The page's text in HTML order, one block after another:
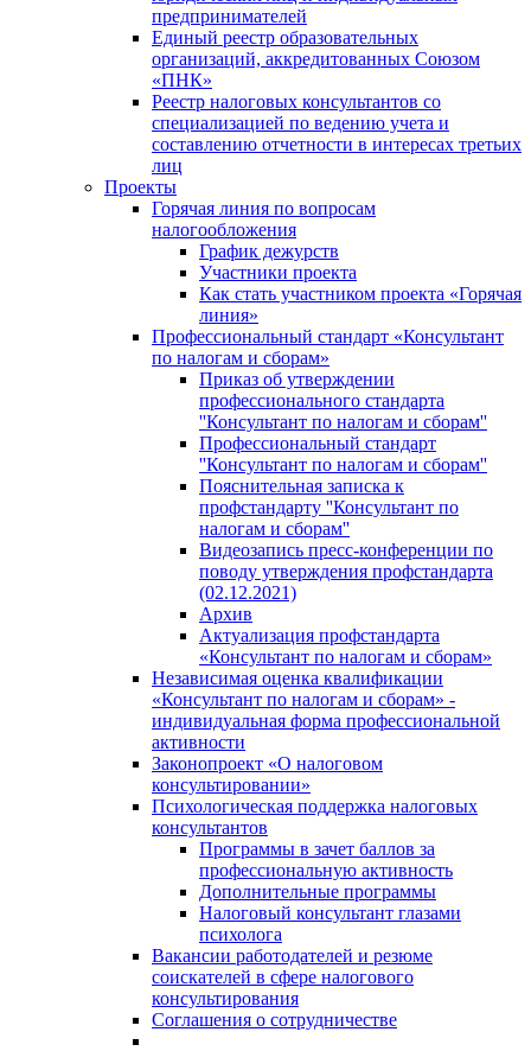
предпринимателей
Единый реестр образовательных
организаций, аккредитованных Союзом
«ПНК»
Реестр налоговых консультантов со
специализацией по ведению учета и
составлению отчетности в интересах третьих
лиц
Проекты
Горячая линия по вопросам
налогообложения
График дежурств
Участники проекта
Как стать участником проекта «Горячая
линия»
Профессиональный стандарт «Консультант
по налогам и сборам»
Приказ об утверждении
профессионального стандарта
''Консультант по налогам и сборам''
Профессиональный стандарт
''Консультант по налогам и сборам''
Пояснительная записка к
профстандарту ''Консультант по
налогам и сборам''
Видеозапись пресс-конференции по
поводу утверждения профстандарта
(02.12.2021)
Архив
Актуализация профстандарта
«Консультант по налогам и сборам»
Независимая оценка квалификации
«Консультант по налогам и сборам» -
индивидуальная форма профессиональной
активности
Законопроект «О налоговом
консультировании»
Психологическая поддержка налоговых
консультантов
Программы в зачет баллов за
профессиональную активность
Дополнительные программы
Налоговый консультант глазами
психолога
Вакансии работодателей и резюме
соискателей в сфере налогового
консультирования
Соглашения о сотрудничестве